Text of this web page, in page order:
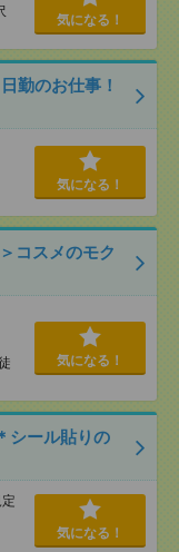
気になる！
勤のお仕事！
気になる！
コスメのモク
気になる！
シール貼りの
気になる！